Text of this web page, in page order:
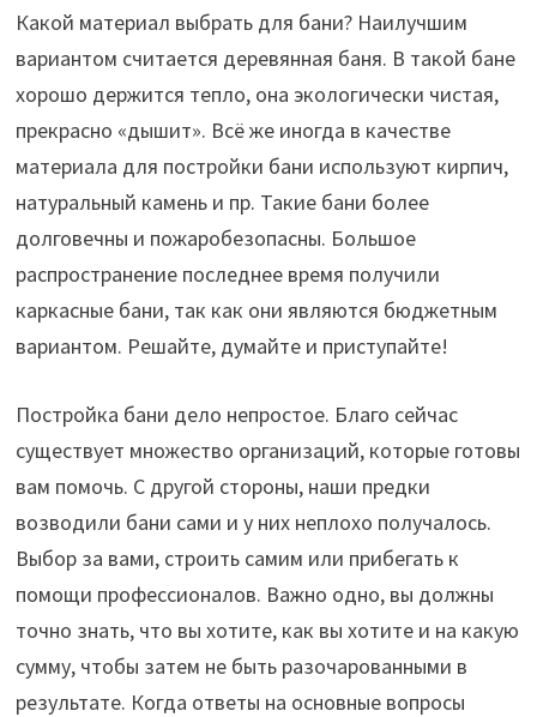
Какой материал выбрать для бани? Наилучшим
вариантом считается деревянная баня. В такой бане
хорошо держится тепло, она экологически чистая,
прекрасно «дышит». Всё же иногда в качестве
материала для постройки бани используют кирпич,
натуральный камень и пр. Такие бани более
долговечны и пожаробезопасны. Большое
распространение последнее время получили
каркасные бани, так как они являются бюджетным
вариантом. Решайте, думайте и приступайте!
Постройка бани дело непростое. Благо сейчас
существует множество организаций, которые готовы
вам помочь. С другой стороны, наши предки
возводили бани сами и у них неплохо получалось.
Выбор за вами, строить самим или прибегать к
помощи профессионалов. Важно одно, вы должны
точно знать, что вы хотите, как вы хотите и на какую
сумму, чтобы затем не быть разочарованными в
результате. Когда ответы на основные вопросы